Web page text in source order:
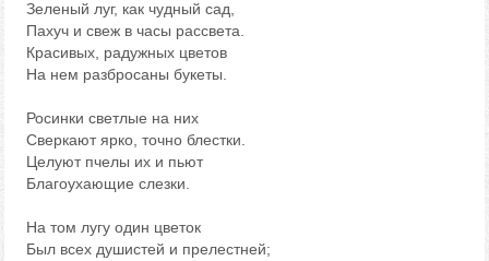
Зеленый луг, как чудный сад,
Пахуч и свеж в часы рассвета.
Красивых, радужных цветов
На нем разбросаны букеты.
Росинки светлые на них
Сверкают ярко, точно блестки.
Целуют пчелы их и пьют
Благоухающие слезки.
На том лугу один цветок
Был всех душистей и прелестней;